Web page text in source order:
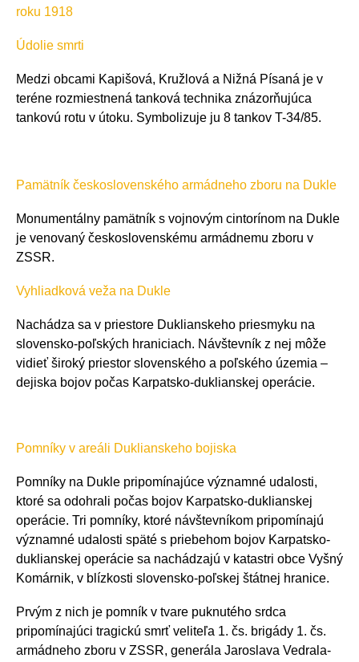
roku 1918
Údolie smrti
Medzi obcami Kapišová, Kružlová a Nižná Písaná je v
teréne rozmiestnená tanková technika znázorňujúca
tankovú rotu v útoku. Symbolizuje ju 8 tankov T-34/85.
Pamätník československého armádneho zboru na Dukle
Monumentálny pamätník s vojnovým cintorínom na Dukle
je venovaný československému armádnemu zboru v
ZSSR.
Vyhliadková veža na Dukle
Nachádza sa v priestore Duklianskeho priesmyku na
slovensko-poľských hraniciach. Návštevník z nej môže
vidieť široký priestor slovenského a poľského územia –
dejiska bojov počas Karpatsko-duklianskej operácie.
Pomníky v areáli Duklianskeho bojiska
Pomníky na Dukle pripomínajúce významné udalosti,
ktoré sa odohrali počas bojov Karpatsko-duklianskej
operácie. Tri pomníky, ktoré návštevníkom pripomínajú
významné udalosti späté s priebehom bojov Karpatsko-
duklianskej operácie sa nachádzajú v katastri obce Vyšný
Komárnik, v blízkosti slovensko-poľskej štátnej hranice.
Prvým z nich je pomník v tvare puknutého srdca
pripomínajúci tragickú smrť veliteľa 1. čs. brigády 1. čs.
armádneho zboru v ZSSR, generála Jaroslava Vedrala-